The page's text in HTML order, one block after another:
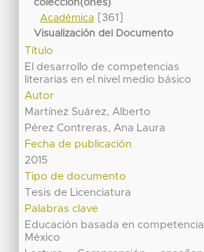
colección(ones)
Académica[361]
Visualización del Documento
Título
El desarrollo de competencias
literarias en el nivel medio básico
Autor
Martínez Suárez, Alberto
Pérez Contreras, Ana Laura
Fecha de publicación
2015
Tipo de documento
Tesis de Licenciatura
Palabras clave
Educación basada en
México